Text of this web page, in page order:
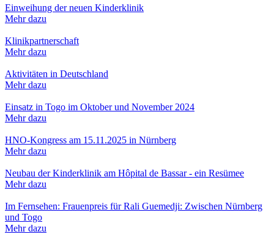
Einweihung der neuen Kinderklinik
Mehr dazu
Klinikpartnerschaft
Mehr dazu
Aktivitäten in Deutschland
Mehr dazu
Einsatz in Togo im Oktober und November 2024
Mehr dazu
HNO-Kongress am 15.11.2025 in Nürnberg
Mehr dazu
Neubau der Kinderklinik am Hôpital de Bassar - ein Resümee
Mehr dazu
Im Fernsehen: Frauenpreis für Rali Guemedji: Zwischen Nürnberg
und Togo
Mehr dazu